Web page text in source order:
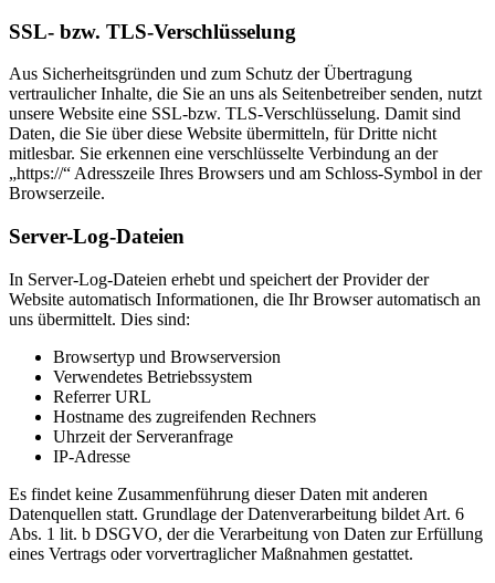
SSL- bzw. TLS-Verschlüsselung
Aus Sicherheitsgründen und zum Schutz der Übertragung
vertraulicher Inhalte, die Sie an uns als Seitenbetreiber senden, nutzt
unsere Website eine SSL-bzw. TLS-Verschlüsselung. Damit sind
Daten, die Sie über diese Website übermitteln, für Dritte nicht
mitlesbar. Sie erkennen eine verschlüsselte Verbindung an der
„https://“ Adresszeile Ihres Browsers und am Schloss-Symbol in der
Browserzeile.
Server-Log-Dateien
In Server-Log-Dateien erhebt und speichert der Provider der
Website automatisch Informationen, die Ihr Browser automatisch an
uns übermittelt. Dies sind:
Browsertyp und Browserversion
Verwendetes Betriebssystem
Referrer URL
Hostname des zugreifenden Rechners
Uhrzeit der Serveranfrage
IP-Adresse
Es findet keine Zusammenführung dieser Daten mit anderen
Datenquellen statt. Grundlage der Datenverarbeitung bildet Art. 6
Abs. 1 lit. b DSGVO, der die Verarbeitung von Daten zur Erfüllung
eines Vertrags oder vorvertraglicher Maßnahmen gestattet.